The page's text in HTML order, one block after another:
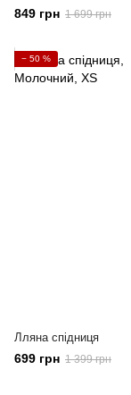
849 грн 1 699 грн
− 50 %
Лляна спідниця
699 грн 1 399 грн